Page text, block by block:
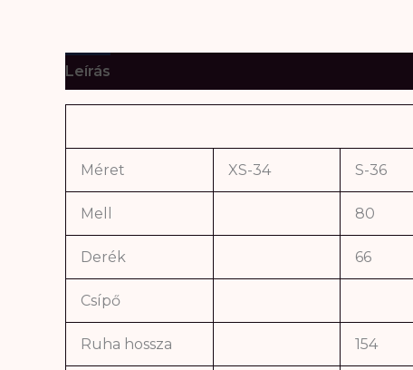
Leírás
Méret XS-34 S-36
Mell 80
Derék 66
Csípő
Ruha hossza 154